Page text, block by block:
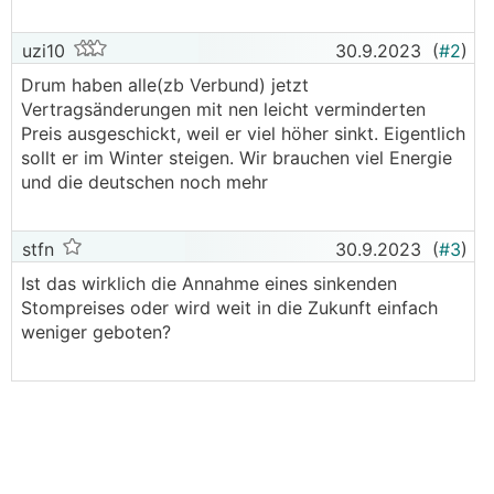
uzi10 30.9.2023 (#2)
Drum haben alle(zb Verbund) jetzt
Vertragsänderungen mit nen leicht verminderten
Preis ausgeschickt, weil er viel höher sinkt. Eigentlich
sollt er im Winter steigen. Wir brauchen viel Energie
und die deutschen noch mehr
stfn 30.9.2023 (#3)
Ist das wirklich die Annahme eines sinkenden
Stompreises oder wird weit in die Zukunft einfach
weniger geboten?